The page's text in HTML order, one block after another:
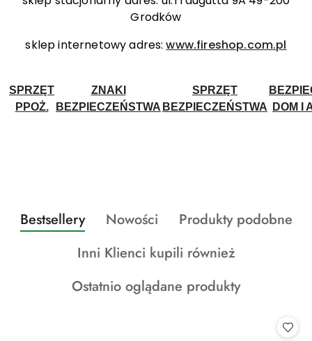
Grodków
sklep internetowy adres:www.fireshop.com.pl
SPRZĘT
PPOŻ.
ZNAKI
BEZPIECZEŃSTWA
SPRZĘT
BEZPIECZEŃSTWA
DOM I
Pomiń karuzelę produktów
Produkty
o
Bestsellery
Produkty
statusie:
Nowości
Produkty
statusie:
Produkty podobne
Produkty
statusie:
Inni Klienci kupili również
Produkty
Ostatnio oglądane produkty